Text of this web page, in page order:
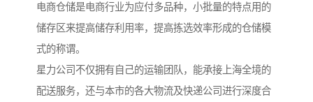
电商仓储是电商行业为应付多品种，小批量的特点用的
储存区来提高储存利用率，提高拣选效率形成的仓储模
式的称谓。
星力公司不仅拥有自己的运输团队，能承接上海全境的
配送服务，还与本市的各大物流及快递公司进行深度合